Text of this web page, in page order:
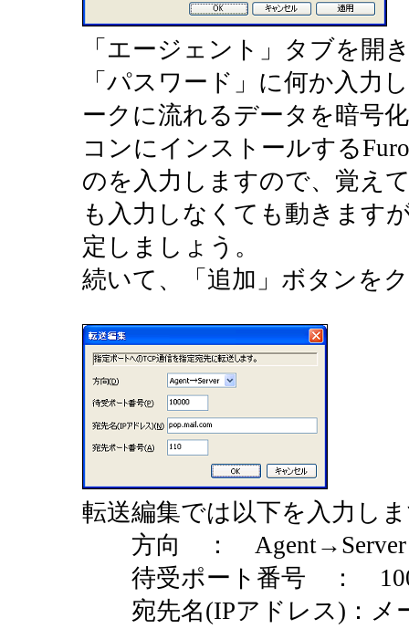
「エージェント」タブを開
「パスワード」に何か入力
ークに流れるデータを暗号
コンにインストールする
のを入力しますので、覚え
も入力しなくても動きます
定しましょう。
続いて、「追加」ボタンを
転送編集では以下を入力し
方向 ： Agent→Server
待受ポート番号 ：
宛先名(IPアドレス)：メ